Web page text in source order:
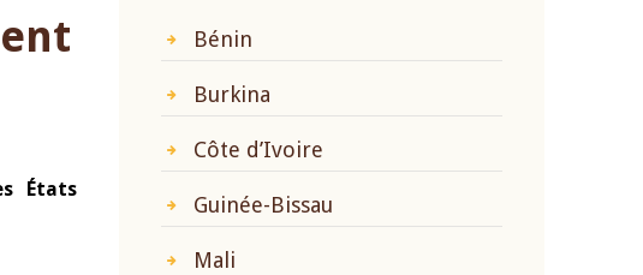
États
Bénin
Burkina
Côte d’Ivoire
Guinée-Bissau
Mali